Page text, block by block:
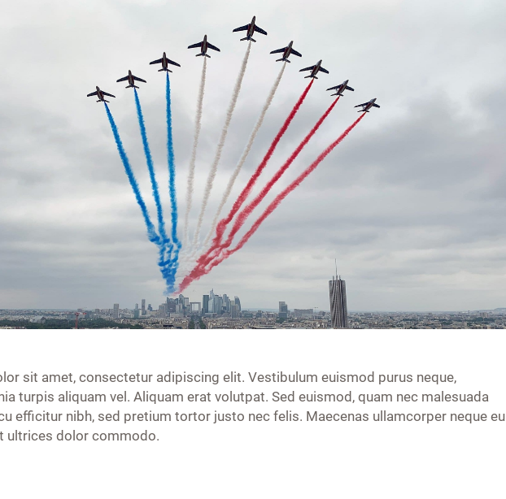
sit amet, consectetur adipiscing elit. Vestibulum euismod purus neque,
turpis aliquam vel. Aliquam erat volutpat. Sed euismod, quam nec malesuada
efficitur nibh, sed pretium tortor justo nec felis. Maecenas ullamcorper neque eu
ultrices dolor commodo.